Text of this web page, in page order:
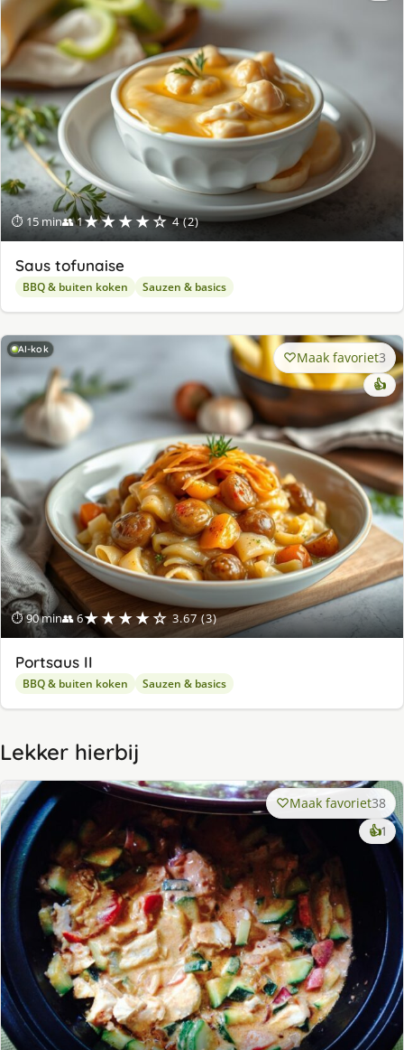
⏱ 15 min👥 1★★★★☆ 4 (2)
Saus tofunaise
BBQ & buiten koken Sauzen & basics
AI-kok
⏱ 90 min👥 6★★★★☆ 3.67 (3)
Maak favoriet3
👍
Portsaus II
BBQ & buiten koken Sauzen & basics
Lekker hierbij
Maak favoriet38
👍1